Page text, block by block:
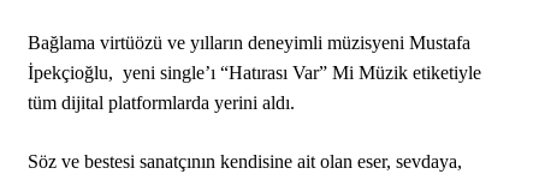
Bağlama virtüözü ve yılların deneyimli müzisyeni Mustafa
İpekçioğlu, yeni single’ı “Hatırası Var” Mi Müzik etiketiyle
tüm dijital platformlarda yerini aldı.
Söz ve bestesi sanatçının kendisine ait olan eser, sevdaya,